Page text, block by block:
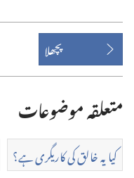
پچھلا
متعلقہ موضوعات
کیا یہ خالق کی کاریگری ہے؟